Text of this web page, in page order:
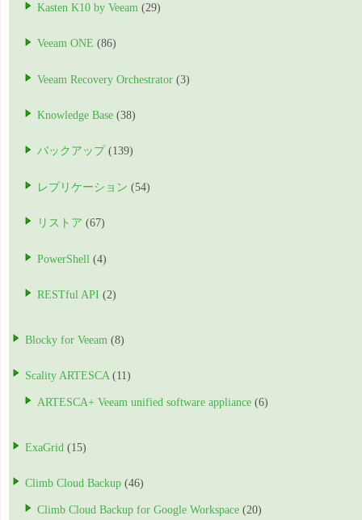
Kasten K10 by Veeam (29)
Veeam ONE (86)
Veeam Recovery Orchestrator (3)
Knowledge Base (38)
バックアップ (139)
レプリケーション (54)
リストア (67)
PowerShell (4)
RESTful API (2)
Blocky for Veeam (8)
Scality ARTESCA (11)
ARTESCA+ Veeam unified software appliance (6)
ExaGrid (15)
Climb Cloud Backup (46)
Climb Cloud Backup for Google Workspace (20)